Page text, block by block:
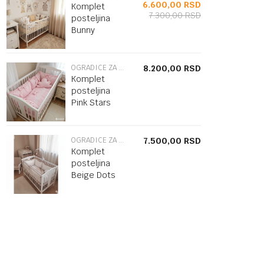
Komplet
posteljina
Bunny
6.600,00 RSD
7.300,00RSD
OGRADICE ZA KREVETAC
Komplet
posteljina
Pink Stars
8.200,00 RSD
OGRADICE ZA KREVETAC
Komplet
posteljina
Beige Dots
7.500,00 RSD